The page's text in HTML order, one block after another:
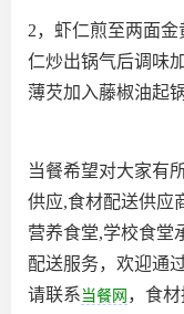
2，虾仁煎至两面
仁炒出锅气后调味
薄芡加入藤椒油起
当餐希望对大家有
供应,食材配送供应
营养食堂,学校食堂
配送服务，欢迎通
请联系当餐网 ，食